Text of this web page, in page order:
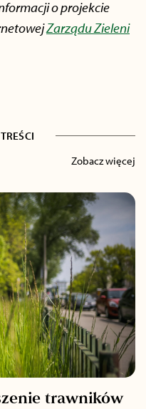
o projekcie
Zarządu Zieleni
Zobacz więcej
trawników